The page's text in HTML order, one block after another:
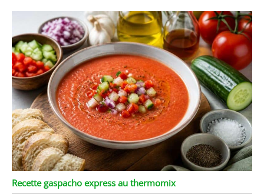
Recette gaspacho express au thermomix